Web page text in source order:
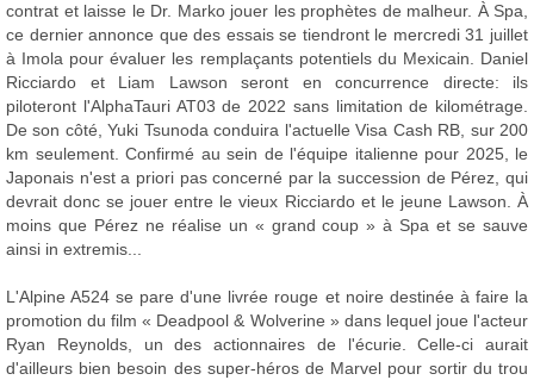
contrat et laisse le Dr. Marko jouer les prophètes de malheur. À Spa,
ce dernier annonce que des essais se tiendront le mercredi 31 juillet
à Imola pour évaluer les remplaçants potentiels du Mexicain. Daniel
Ricciardo et Liam Lawson seront en concurrence directe: ils
piloteront l'AlphaTauri AT03 de 2022 sans limitation de kilométrage.
De son côté, Yuki Tsunoda conduira l'actuelle Visa Cash RB, sur 200
km seulement. Confirmé au sein de l'équipe italienne pour 2025, le
Japonais n'est a priori pas concerné par la succession de Pérez, qui
devrait donc se jouer entre le vieux Ricciardo et le jeune Lawson. À
moins que Pérez ne réalise un « grand coup » à Spa et se sauve
ainsi in extremis...
L'Alpine A524 se pare d'une livrée rouge et noire destinée à faire la
promotion du film « Deadpool & Wolverine » dans lequel joue l'acteur
Ryan Reynolds, un des actionnaires de l'écurie. Celle-ci aurait
d'ailleurs bien besoin des super-héros de Marvel pour sortir du trou